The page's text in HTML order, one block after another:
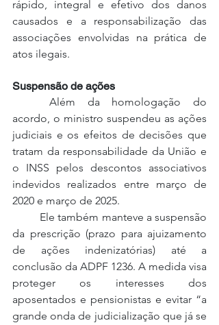
rápido, integral e efetivo dos danos
causados e a responsabilização das
associações envolvidas na prática de
atos ilegais.
Suspensão de ações
acordo, o ministro suspendeu as ações
judiciais e os efeitos de decisões que
tratam da responsabilidade da União e
o INSS pelos descontos associativos
indevidos realizados entre março de
2020 e março de 2025.
da prescrição (prazo para ajuizamento
de ações indenizatórias) até a
conclusão da ADPF 1236. A medida visa
proteger os interesses dos
aposentados e pensionistas e evitar “a
grande onda de judicialização que já se